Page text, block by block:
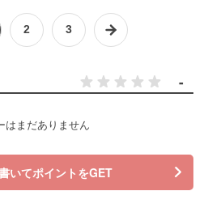
2 3
-
はまだありません
いてポイントをGET